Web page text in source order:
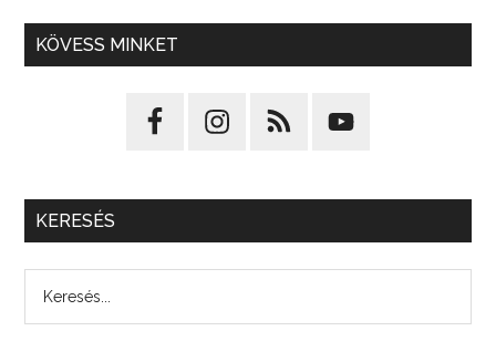
KÖVESS MINKET
KERESÉS